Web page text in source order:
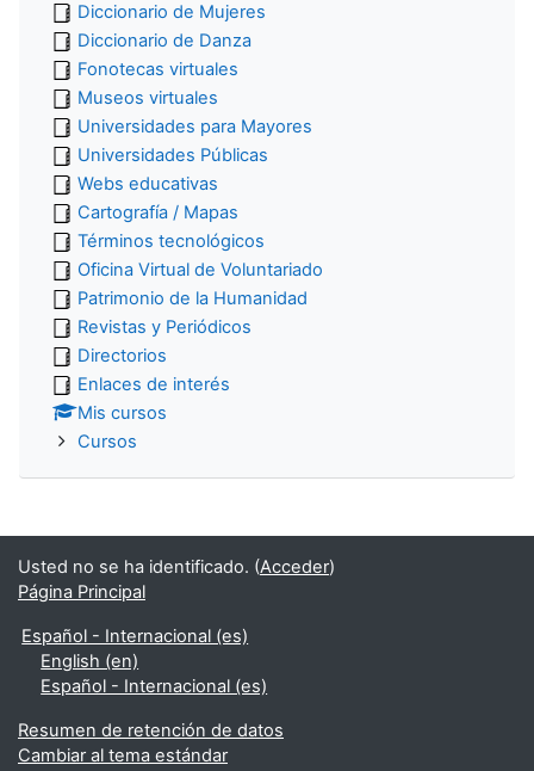
Diccionario de Mujeres
Diccionario de Danza
Fonotecas virtuales
Museos virtuales
Universidades para Mayores
Universidades Públicas
Webs educativas
Cartografía / Mapas
Términos tecnológicos
Oficina Virtual de Voluntariado
Patrimonio de la Humanidad
Revistas y Periódicos
Directorios
Enlaces de interés
Mis cursos
Cursos
Usted no se ha identificado. (Acceder)
Página Principal
Español - Internacional ‎(es)‎
English ‎(en)‎
Español - Internacional ‎(es)‎
Resumen de retención de datos
Cambiar al tema estándar